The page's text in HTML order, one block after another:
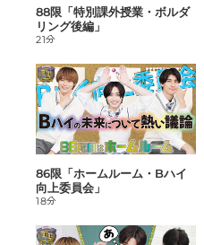
88限「特別課外授業・ボルダ
リング後編」
21分
86限「ホームルーム・Bハイ
向上委員会」
18分